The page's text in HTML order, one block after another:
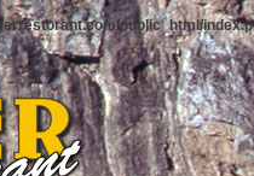
public_html/